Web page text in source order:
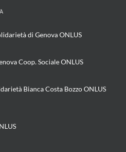
di Genova ONLUS
Coop. Sociale ONLUS
Bianca Costa Bozzo ONLUS